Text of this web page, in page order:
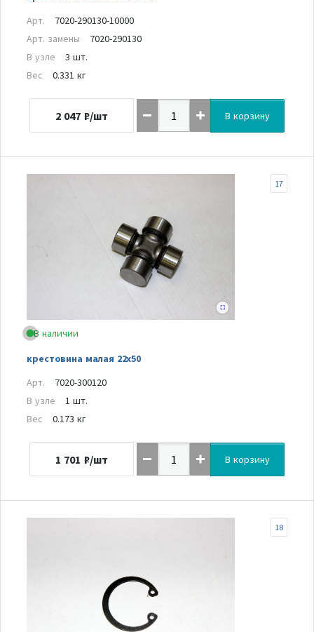
Арт.
7020-290130-10000
Арт. замены
7020-290130
В узле
3 шт.
Вес
0.331 кг
2 047 ₽/шт В корзину
В наличии
крестовина малая 22х50
17
Арт.
7020-300120
В узле
1 шт.
Вес
0.173 кг
1 701 ₽/шт В корзину
18